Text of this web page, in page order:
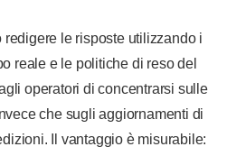
redigere le risposte utilizzando i
reale e le politiche di reso del
operatori di concentrarsi sulle
che sugli aggiornamenti di
Il vantaggio è misurabile: